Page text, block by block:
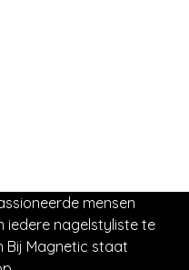
mensen
iedere nagelstyliste te
Bij Magnetic staat